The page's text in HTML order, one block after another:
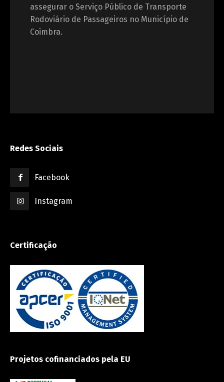
assegurar o Serviço Público de Transporte
Rodoviário de Passageiros no Município de
Coimbra.
Redes Sociais
Facebook
Instagram
Certificação
Projetos cofinanciados pela EU